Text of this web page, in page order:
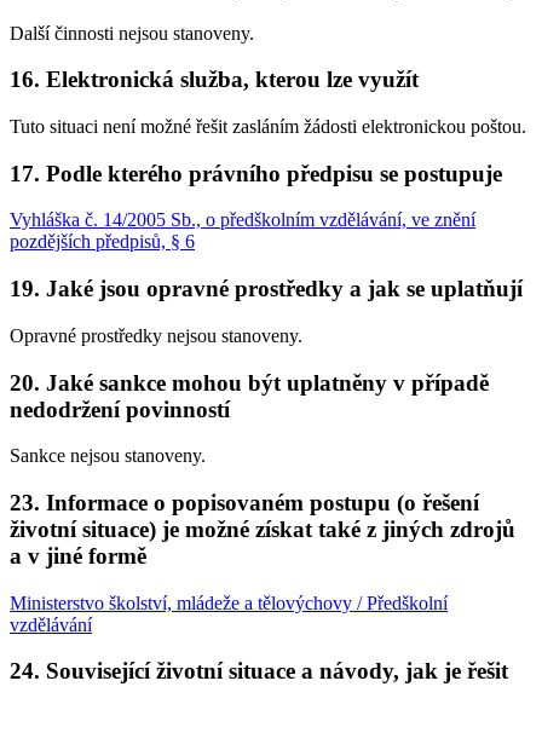
Další činnosti nejsou stanoveny.
16. Elektronická služba, kterou lze využít
Tuto situaci není možné řešit zasláním žádosti elektronickou poštou.
17. Podle kterého právního předpisu se postupuje
Vyhláška č. 14/2005 Sb., o předškolním vzdělávání, ve znění
pozdějších předpisů, § 6
19. Jaké jsou opravné prostředky a jak se uplatňují
Opravné prostředky nejsou stanoveny.
20. Jaké sankce mohou být uplatněny v případě
nedodržení povinností
Sankce nejsou stanoveny.
23. Informace o popisovaném postupu (o řešení
životní situace) je možné získat také z jiných zdrojů
a v jiné formě
Ministerstvo školství, mládeže a tělovýchovy / Předškolní
vzdělávání
24. Související životní situace a návody, jak je řešit